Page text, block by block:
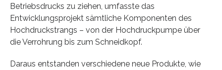
Betriebsdrucks zu ziehen, umfasste das
Entwicklungsprojekt sämtliche Komponenten des
Hochdruckstrangs – von der Hochdruckpumpe über
die Verrohrung bis zum Schneidkopf.
Daraus entstanden verschiedene neue Produkte, wie